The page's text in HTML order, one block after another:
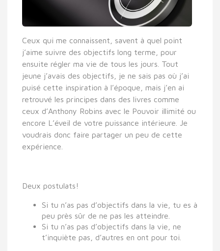
Ceux qui me connaissent, savent à quel point
j’aime suivre des objectifs long terme, pour
ensuite régler ma vie de tous les jours. Tout
jeune j’avais des objectifs, je ne sais pas où j’ai
puisé cette inspiration à l’époque, mais j’en ai
retrouvé les principes dans des livres comme
ceux d’Anthony Robins avec le Pouvoir illimité ou
encore L’éveil de votre puissance intérieure. Je
voudrais donc faire partager un peu de cette
expérience.
Deux postulats!
Si tu n’as pas d’objectifs dans la vie, tu es à
peu près sûr de ne pas les atteindre.
Si tu n’as pas d’objectifs dans la vie, ne
t’inquiète pas, d’autres en ont pour toi.